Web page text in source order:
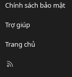
Chính sách bảo mật
Trợ giúp
Trang chủ
R